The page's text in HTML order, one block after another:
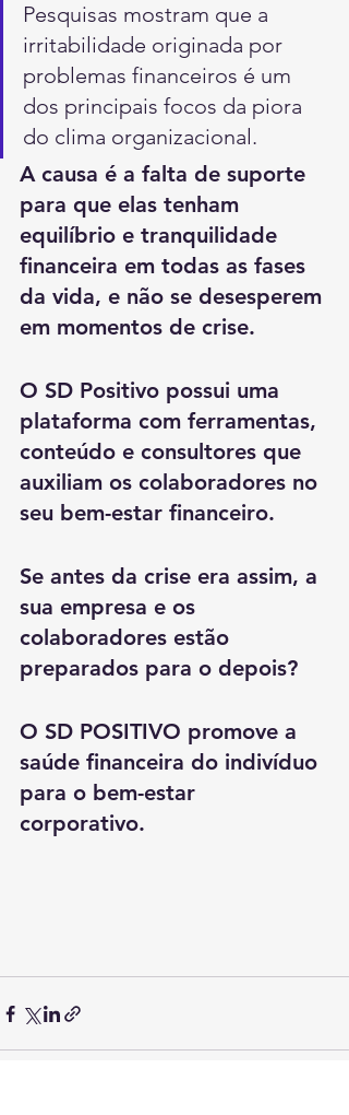
Pesquisas mostram que a
irritabilidade originada por
problemas financeiros é um
dos principais focos da piora
do clima organizacional.
A causa é a falta de suporte
para que elas tenham
equilíbrio e tranquilidade
financeira em todas as fases
da vida, e não se desesperem
em momentos de crise.
O SD Positivo possui uma
plataforma com ferramentas,
conteúdo e consultores que
auxiliam os colaboradores no
seu bem-estar financeiro.
Se antes da crise era assim, a
sua empresa e os
colaboradores estão
preparados para o depois?
O SD POSITIVO promove a
saúde financeira do indivíduo
para o bem-estar
corporativo.